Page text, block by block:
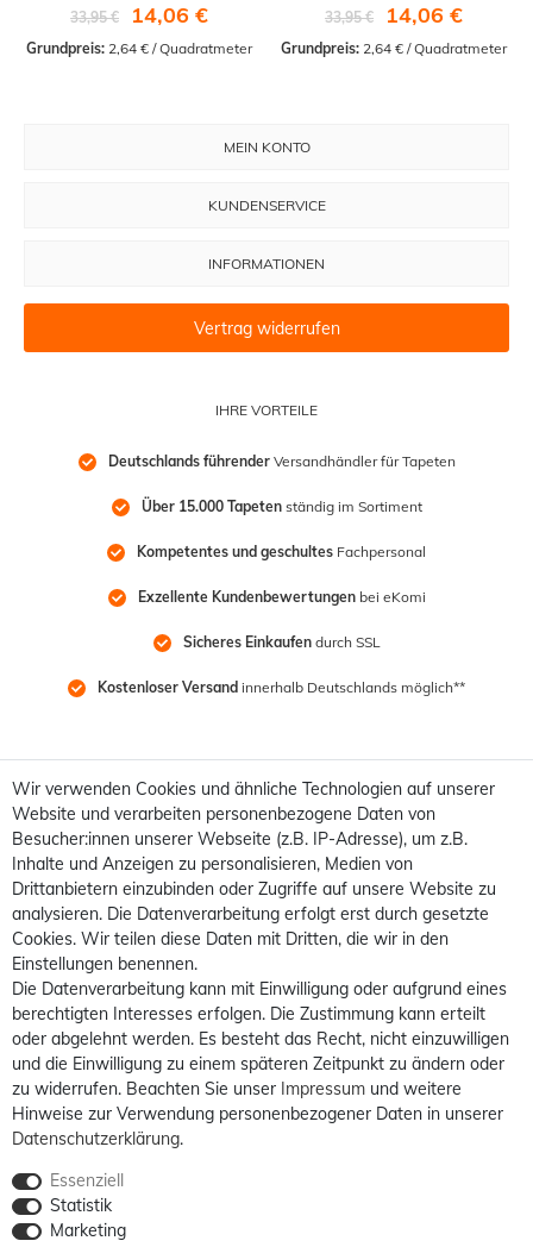
33,95 €
14,06 €
Grundpreis: 2,64 € / Quadratmeter
33,95 €
14,06 €
Grundpreis: 2,64 € / Quadratmeter
IHRE VORTEILE
Deutschlands führender Versandhändler für Tapeten
Über 15.000 Tapeten ständig im Sortiment
Kompetentes und geschultes Fachpersonal
Exzellente Kundenbewertungen bei eKomi
Sicheres Einkaufen durch SSL
Kostenloser Versand innerhalb Deutschlands möglich**
MEIN KONTO
KUNDENSERVICE
INFORMATIONEN
Vertrag widerrufen
Wir verwenden Cookies und ähnliche Technologien auf unserer
Website und verarbeiten personenbezogene Daten von
Besucher:innen unserer Webseite (z.B. IP-Adresse), um z.B.
Inhalte und Anzeigen zu personalisieren, Medien von
Drittanbietern einzubinden oder Zugriffe auf unsere Website zu
analysieren. Die Datenverarbeitung erfolgt erst durch gesetzte
Cookies. Wir teilen diese Daten mit Dritten, die wir in den
Einstellungen benennen.
Die Datenverarbeitung kann mit Einwilligung oder aufgrund eines
berechtigten Interesses erfolgen. Die Zustimmung kann erteilt
oder abgelehnt werden. Es besteht das Recht, nicht einzuwilligen
und die Einwilligung zu einem späteren Zeitpunkt zu ändern oder
zu widerrufen. Beachten Sie unser Impressum und weitere
Hinweise zur Verwendung personenbezogener Daten in unserer
Daten­schutz­erklärung.
Essenziell
Statistik
Marketing